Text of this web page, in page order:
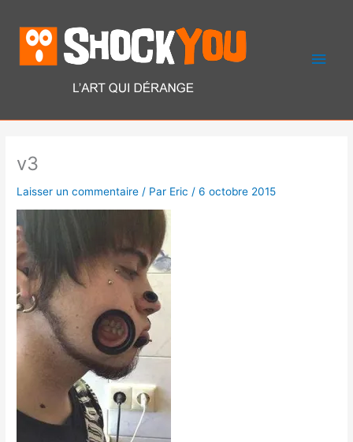
contenu
v3
Laisser un commentaire / Par Eric /6 octobre 2015